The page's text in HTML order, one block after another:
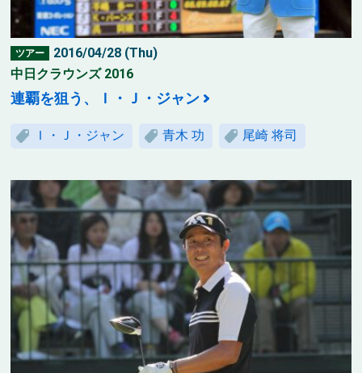
ツアー
2016/04/28 (Thu)
中日クラウンズ 2016
連覇を狙う、Ｉ・Ｊ・ジャン
Ｉ・Ｊ・ジャン 青木 功 尾崎 将司